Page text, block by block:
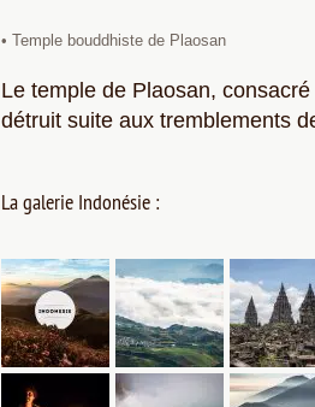
• Temple bouddhiste de Plaosan
Le temple de Plaosan,
détruit suite aux tremblements
La galerie Indonésie :